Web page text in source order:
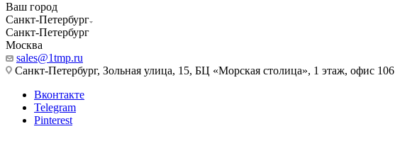
Ваш город
Санкт-Петербург
Санкт-Петербург
Москва
sales@1tmp.ru
Санкт-Петербург, Зольная улица, 15, БЦ «Морская столица», 1 этаж, офис 106
Вконтакте
Telegram
Pinterest